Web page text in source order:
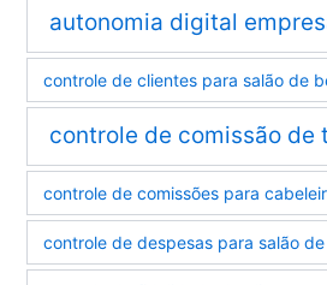
autonomia digital
controle de clientes para salão de
controle de comissão de
controle de comissões para
controle de despesas para salão